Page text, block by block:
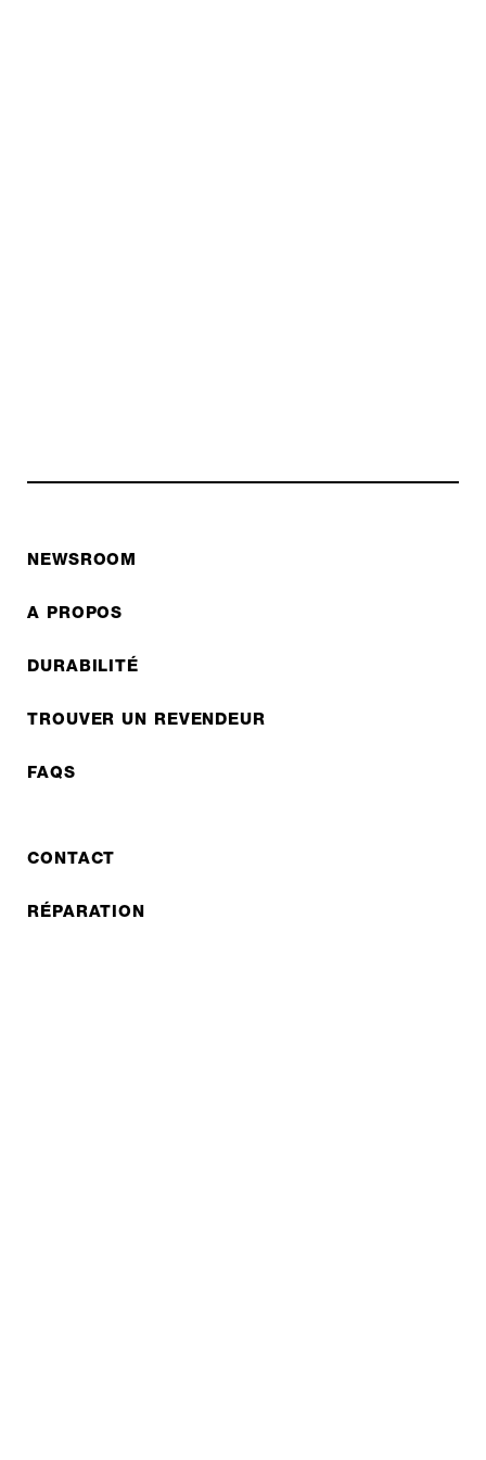
NEWSROOM
A PROPOS
DURABILITÉ
TROUVER UN REVENDEUR
FAQS
CONTACT
RÉPARATION